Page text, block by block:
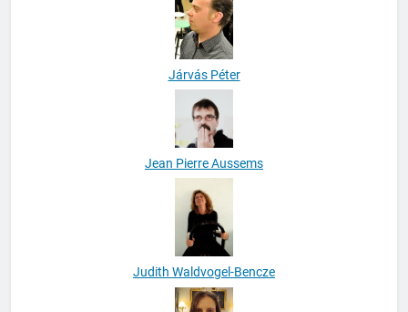
Járvás Péter
Jean Pierre Aussems
Judith Waldvogel-Bencze